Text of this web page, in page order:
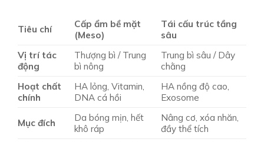
Tiêu chí
Cấp ẩm bề mặt
(Meso)
Tái cấu trúc tầng
sâu
Vị trí tác
động
Thượng bì / Trung
bì nông
Trung bì sâu / Dây
chằng
Hoạt chất
chính
HA lỏng, Vitamin,
DNA cá hồi
HA nồng độ cao,
Exosome
Mục đích
Da bóng mịn, hết
khô ráp
Nâng cơ, xóa nhăn,
đầy thể tích